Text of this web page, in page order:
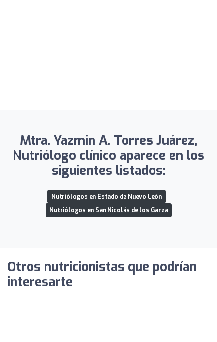
Mtra. Yazmin A. Torres Juárez,
Nutriólogo clínico aparece en los
siguientes listados:
Nutriólogos en Estado de Nuevo León
Nutriólogos en San Nicolás de los Garza
Otros nutricionistas que podrían
interesarte